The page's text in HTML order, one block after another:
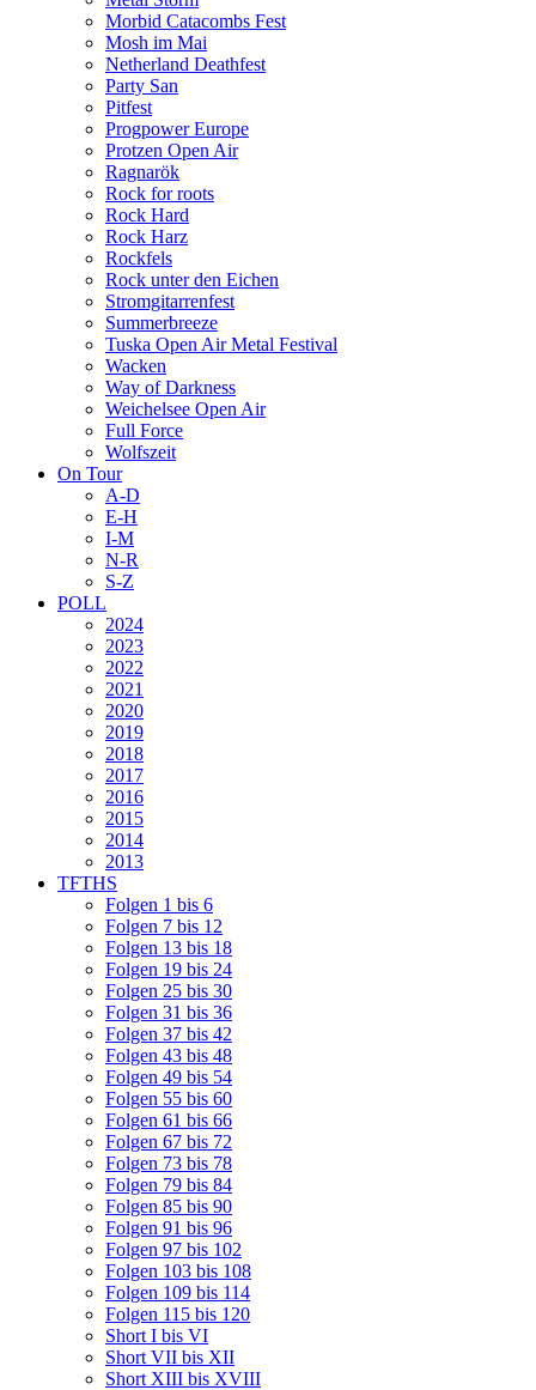
Morbid Catacombs Fest
Mosh im Mai
Netherland Deathfest
Party San
Pitfest
Progpower Europe
Protzen Open Air
Ragnarök
Rock for roots
Rock Hard
Rock Harz
Rockfels
Rock unter den Eichen
Stromgitarrenfest
Summerbreeze
Tuska Open Air Metal Festival
Wacken
Way of Darkness
Weichelsee Open Air
Full Force
Wolfszeit
On Tour
A-D
E-H
I-M
N-R
S-Z
POLL
2024
2023
2022
2021
2020
2019
2018
2017
2016
2015
2014
2013
TFTHS
Folgen 1 bis 6
Folgen 7 bis 12
Folgen 13 bis 18
Folgen 19 bis 24
Folgen 25 bis 30
Folgen 31 bis 36
Folgen 37 bis 42
Folgen 43 bis 48
Folgen 49 bis 54
Folgen 55 bis 60
Folgen 61 bis 66
Folgen 67 bis 72
Folgen 73 bis 78
Folgen 79 bis 84
Folgen 85 bis 90
Folgen 91 bis 96
Folgen 97 bis 102
Folgen 103 bis 108
Folgen 109 bis 114
Folgen 115 bis 120
Short I bis VI
Short VII bis XII
Short XIII bis XVIII